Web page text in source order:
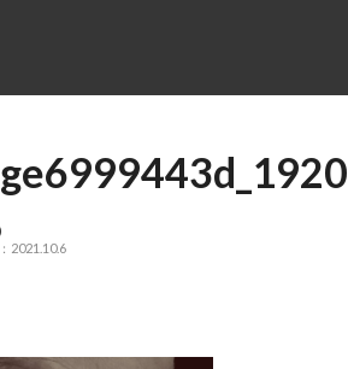
2021.10.6